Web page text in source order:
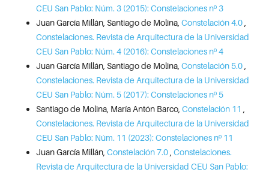
CEU San Pablo: Núm. 3 (2015): Constelaciones nº 3
Juan García Millán, Santiago de Molina, Constelación 4.0
Constelaciones. Revista de Arquitectura de la Universidad
CEU San Pablo: Núm. 4 (2016): Constelaciones nº 4
Juan García Millán, Santiago de Molina, Constelación 5.0
Constelaciones. Revista de Arquitectura de la Universidad
CEU San Pablo: Núm. 5 (2017): Constelaciones nº 5
Santiago de Molina, María Antón Barco, Constelación 11
Constelaciones. Revista de Arquitectura de la Universidad
CEU San Pablo: Núm. 11 (2023): Constelaciones nº 11
Juan García Millán, Constelación 7.0 Constelaciones.
Revista de Arquitectura de la Universidad CEU San Pablo: